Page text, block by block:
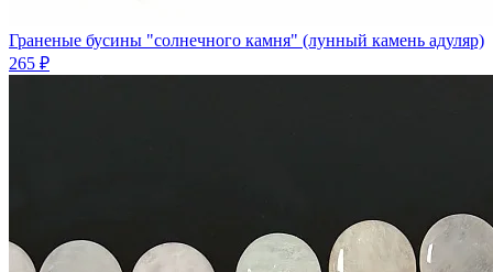
Граненые бусины "солнечного камня" (лунный камень адуляр)
265 ₽